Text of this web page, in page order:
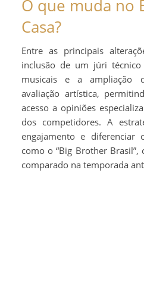
O que muda no
Casa?
Entre as principais
inclusão de um júri
musicais e a ampliação
avaliação artística,
acesso a opiniões
dos competidores. A
engajamento e diferenciar
como o “Big Brother
comparado na temporada